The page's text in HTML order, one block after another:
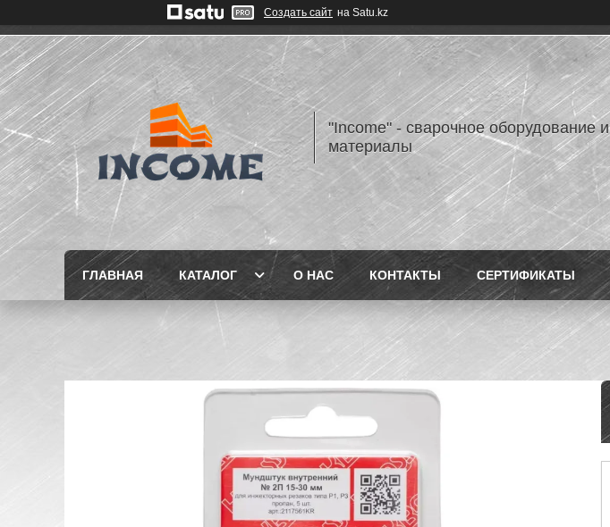
Создать сайт на Satu.kz
"Income" - сварочное оборудование и
материалы
ГЛАВНАЯ КАТАЛОГ О НАС КОНТАКТЫ СЕРТИФИКАТЫ